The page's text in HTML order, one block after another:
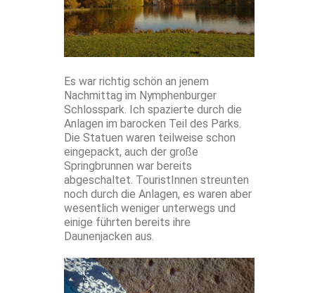
Es war richtig schön an jenem
Nachmittag im Nymphenburger
Schlosspark. Ich spazierte durch die
Anlagen im barocken Teil des Parks.
Die Statuen waren teilweise schon
eingepackt, auch der große
Springbrunnen war bereits
abgeschaltet. TouristInnen streunten
noch durch die Anlagen, es waren aber
wesentlich weniger unterwegs und
einige führten bereits ihre
Daunenjacken aus.